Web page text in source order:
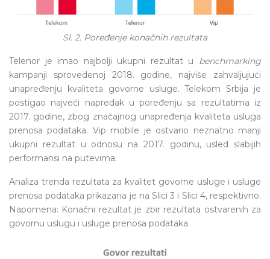
Sl. 2. Poređenje konačnih rezultata
Telenor je imao najbolji ukupni rezultat u benchmarking
kampanji sprovedenoj 2018. godine, najviše zahvaljujući
unapređenju kvaliteta govorne usluge. Telekom Srbija je
postigao najveći napredak u poređenju sa rezultatima iz
2017. godine, zbog značajnog unapređenja kvaliteta usluga
prenosa podataka. Vip mobile je ostvario neznatno manji
ukupni rezultat u odnosu na 2017. godinu, usled slabijih
performansi na putevima.
Analiza trenda rezultata za kvalitet govorne usluge i usluge
prenosa podataka prikazana je na Slici 3 i Slici 4, respektivno.
Napomena: Konačni rezultat je zbir rezultata ostvarenih za
govornu uslugu i usluge prenosa podataka.